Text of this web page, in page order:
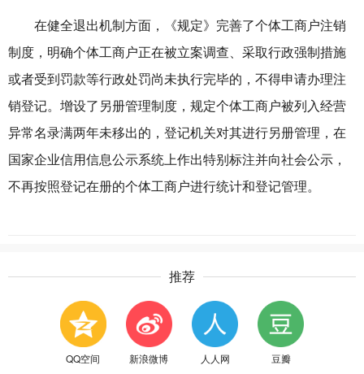
在健全退出机制方面，《规定》完善了个体工商户注销
制度，明确个体工商户正在被立案调查、采取行政强制措施
或者受到罚款等行政处罚尚未执行完毕的，不得申请办理注
销登记。增设了另册管理制度，规定个体工商户被列入经营
异常名录满两年未移出的，登记机关对其进行另册管理，在
国家企业信用信息公示系统上作出特别标注并向社会公示，
不再按照登记在册的个体工商户进行统计和登记管理。
推荐
QQ空间 新浪微博 人人网 豆瓣